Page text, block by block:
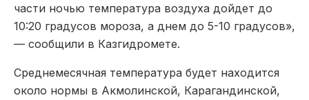
части ночью температура воздуха дойдет до
10:20 градусов мороза, а днем до 5-10 градусов»,
— сообщили в Казгидромете.
Среднемесячная температура будет находится
около нормы в Акмолинской, Карагандинской,